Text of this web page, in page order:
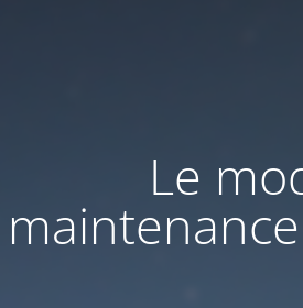
Le
maintenance